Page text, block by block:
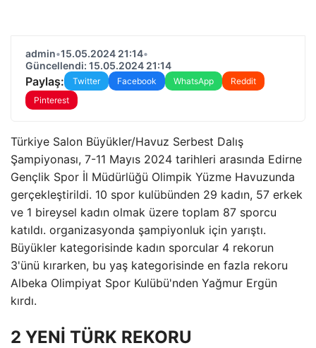
admin•15.05.2024 21:14•
Güncellendi: 15.05.2024 21:14
Paylaş: Twitter Facebook WhatsApp
Reddit
Pinterest
Türkiye Salon Büyükler/Havuz Serbest Dalış
Şampiyonası, 7-11 Mayıs 2024 tarihleri ​​arasında Edirne
Gençlik Spor İl Müdürlüğü Olimpik Yüzme Havuzunda
gerçekleştirildi. 10 spor kulübünden 29 kadın, 57 erkek
ve 1 bireysel kadın olmak üzere toplam 87 sporcu
katıldı. organizasyonda şampiyonluk için yarıştı.
Büyükler kategorisinde kadın sporcular 4 rekorun
3'ünü kırarken, bu yaş kategorisinde en fazla rekoru
Albeka Olimpiyat Spor Kulübü'nden Yağmur Ergün
kırdı.
2 YENİ TÜRK REKORU